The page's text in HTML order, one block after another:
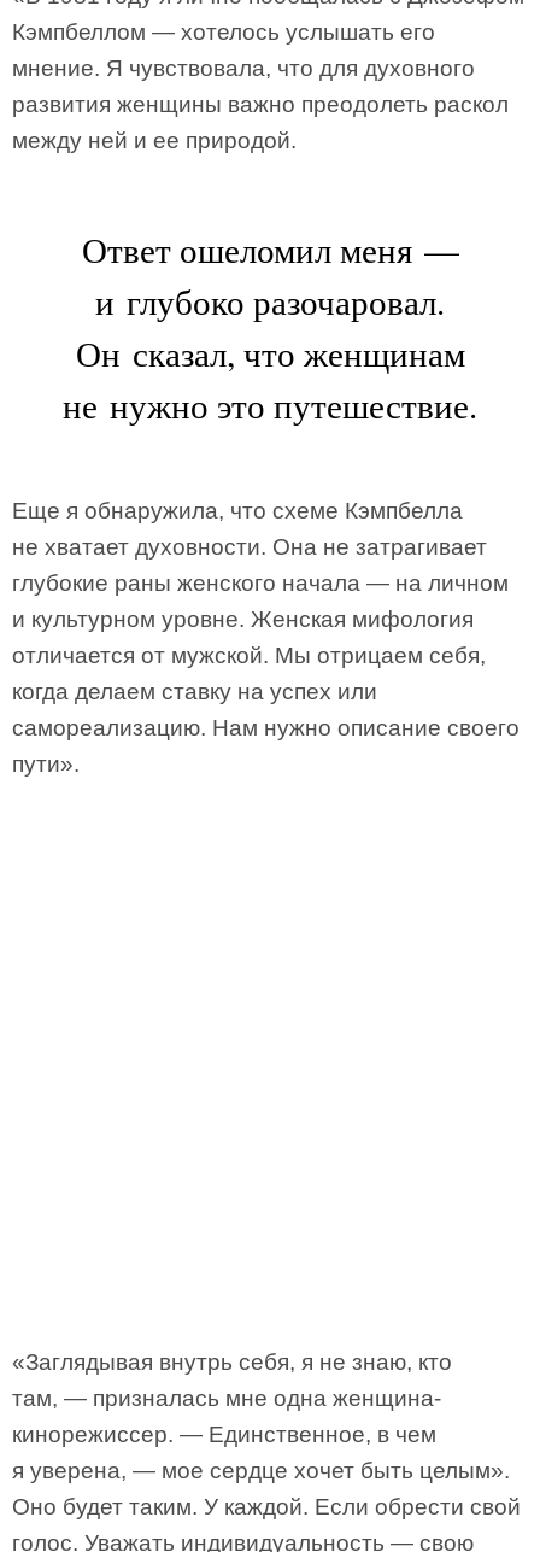
Кэмпбеллом — хотелось услышать его
мнение. Я чувствовала, что для духовного
развития женщины важно преодолеть раскол
между ней и ее природой.
Ответ ошеломил меня —
и глубоко разочаровал.
Он сказал, что женщинам
не нужно это путешествие.
Еще я обнаружила, что cхеме Кэмпбелла
не хватает духовности. Она не затрагивает
глубокие раны женского начала — на личном
и культурном уровне. Женская мифология
отличается от мужской. Мы отрицаем себя,
когда делаем ставку на успех или
самореализацию. Нам нужно описание своего
пути».
«Заглядывая внутрь себя, я не знаю, кто
там, — призналась мне одна женщина-
кинорежиссер. — Единственное, в чем
я уверена, — мое сердце хочет быть целым».
Оно будет таким. У каждой. Если обрести свой
голос. Уважать индивидуальность — свою